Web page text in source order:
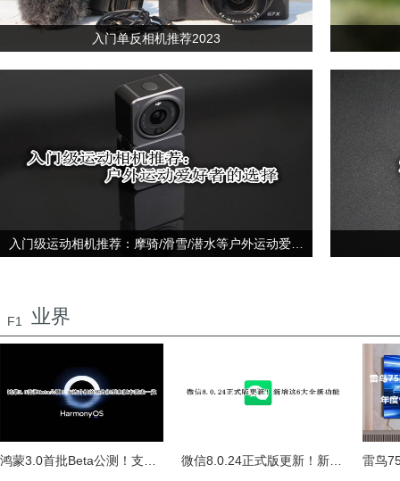
入门单反相机推荐2023
F1 业界